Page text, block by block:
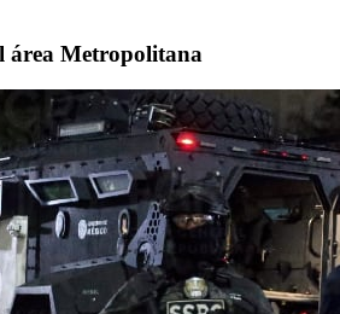
área Metropolitana